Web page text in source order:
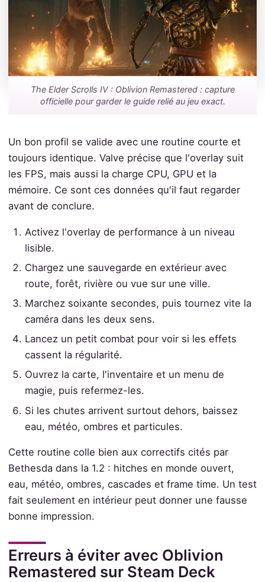
The Elder Scrolls IV : Oblivion Remastered : capture
officielle pour garder le guide relié au jeu exact.
Un bon profil se valide avec une routine courte et
toujours identique. Valve précise que l'overlay suit
les FPS, mais aussi la charge CPU, GPU et la
mémoire. Ce sont ces données qu'il faut regarder
avant de conclure.
Activez l'overlay de performance à un niveau
lisible.
Chargez une sauvegarde en extérieur avec
route, forêt, rivière ou vue sur une ville.
Marchez soixante secondes, puis tournez vite la
caméra dans les deux sens.
Lancez un petit combat pour voir si les effets
cassent la régularité.
Ouvrez la carte, l'inventaire et un menu de
magie, puis refermez-les.
Si les chutes arrivent surtout dehors, baissez
eau, météo, ombres et particules.
Cette routine colle bien aux correctifs cités par
Bethesda dans la 1.2 : hitches en monde ouvert,
eau, météo, ombres, cascades et frame time. Un test
fait seulement en intérieur peut donner une fausse
bonne impression.
Erreurs à éviter avec Oblivion
Remastered sur Steam Deck